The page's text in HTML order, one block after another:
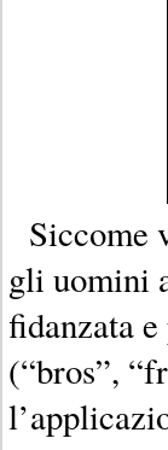
Siccome
gli uomini
fidanzata
(“bros”,